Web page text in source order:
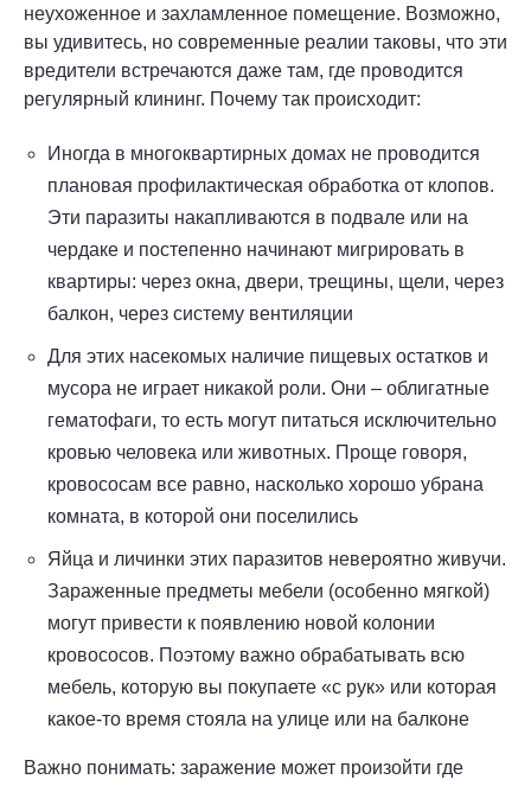
неухоженное и захламленное помещение. Возможно,
вы удивитесь, но современные реалии таковы, что эти
вредители встречаются даже там, где проводится
регулярный клининг. Почему так происходит:
Иногда в многоквартирных домах не проводится
плановая профилактическая обработка от клопов.
Эти паразиты накапливаются в подвале или на
чердаке и постепенно начинают мигрировать в
квартиры: через окна, двери, трещины, щели, через
балкон, через систему вентиляции
Для этих насекомых наличие пищевых остатков и
мусора не играет никакой роли. Они – облигатные
гематофаги, то есть могут питаться исключительно
кровью человека или животных. Проще говоря,
кровососам все равно, насколько хорошо убрана
комната, в которой они поселились
Яйца и личинки этих паразитов невероятно живучи.
Зараженные предметы мебели (особенно мягкой)
могут привести к появлению новой колонии
кровососов. Поэтому важно обрабатывать всю
мебель, которую вы покупаете «с рук» или которая
какое-то время стояла на улице или на балконе
Важно понимать: заражение может произойти где